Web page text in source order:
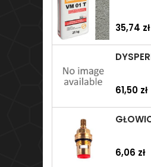
Cena
35,74 zł
Cena
61,50 zł
Cena
6,06 zł